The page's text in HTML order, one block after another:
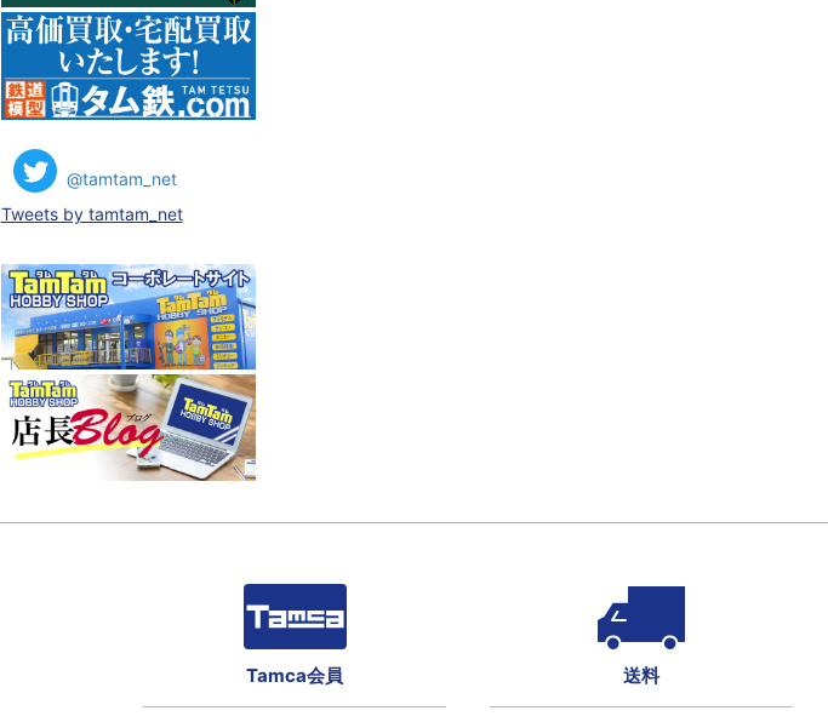
@tamtam_net
Tweets by tamtam_net
Tamca会員 送料